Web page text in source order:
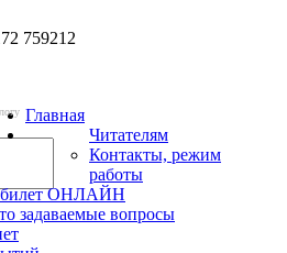
759212
Главная
Читателям
Контакты, режим
работы
билет ОНЛАЙН
задаваемые вопросы